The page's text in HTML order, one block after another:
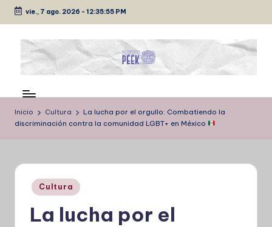
Saltar
contenido
vie., 7 ago. 2026 - 12:35:55 PM
E
K
de
comunicación
Inicio Cultura
La lucha por el orgullo: Combatiendo la
discriminación contra la comunidad LGBT+ en México
Publicado
en
Cultura
La lucha por el